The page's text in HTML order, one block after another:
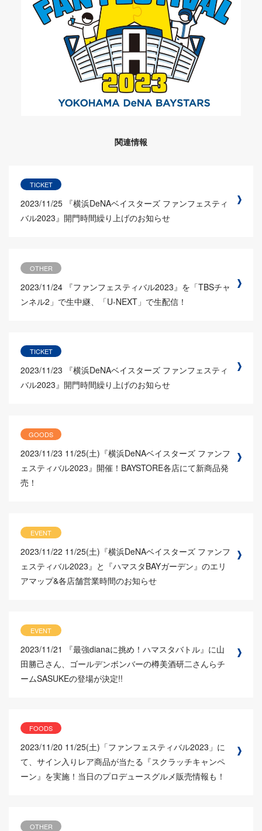
関連情報
TICKET
2023/11/25 『横浜DeNAベイスターズ ファンフェスティ
バル2023』開門時間繰り上げのお知らせ
OTHER
2023/11/24 『ファンフェスティバル2023』を「TBSチャ
ンネル2」で生中継、「U-NEXT」で生配信！
TICKET
2023/11/23
『横浜DeNAベイスターズ ファンフェスティ
バル2023』開門時間繰り上げのお知らせ
GOODS
2023/11/23 11/25(土)『横浜DeNAベイスターズ ファンフ
ェスティバル2023』開催！BAYSTORE各店にて新商品発
売！
EVENT
2023/11/22 11/25(土)『横浜DeNAベイスターズ ファンフ
ェスティバル2023』と『ハマスタBAYガーデン』のエリ
アマップ&各店舗営業時間のお知らせ
EVENT
2023/11/21
『最強dianaに挑め！ハマスタバトル』に山
田勝己さん、ゴールデンボンバーの樽美酒研二さんらチ
ームSASUKEの登場が決定!!
FOODS
2023/11/20 11/25(土)「ファンフェスティバル2023」に
て、サイン入りレア商品が当たる『スクラッチキャンペ
ーン』を実施！当日のプロデュースグルメ販売情報も！
OTHER